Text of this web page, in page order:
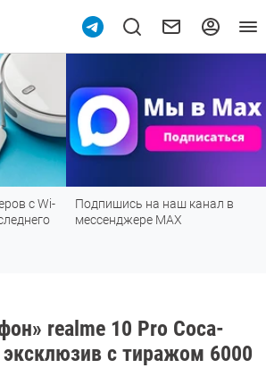
с Wi-
Подпишись на наш канал в
мессенджере МАХ
realme 10 Pro Coca-
с тиражом 6000